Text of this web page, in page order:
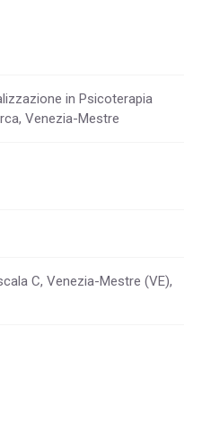
in Psicoterapia
Venezia-Mestre
C, Venezia-Mestre (VE),